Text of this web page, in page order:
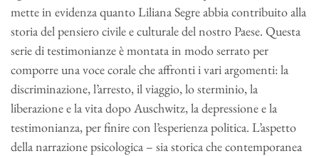
mette in evidenza quanto Liliana Segre abbia contribuito alla
storia del pensiero civile e culturale del nostro Paese. Questa
serie di testimonianze è montata in modo serrato per
comporre una voce corale che affronti i vari argomenti: la
discriminazione, l’arresto, il viaggio, lo sterminio, la
liberazione e la vita dopo Auschwitz, la depressione e la
testimonianza, per finire con l’esperienza politica. L’aspetto
della narrazione psicologica – sia storica che contemporanea